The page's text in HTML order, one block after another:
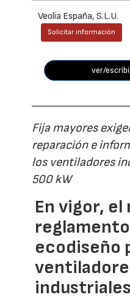
Veolia España, S.L.U.
Solicitar información
ver/
Fija mayores
reparación e
los ventiladores
500 kW
En vigor, el
ecodiseño
industriales